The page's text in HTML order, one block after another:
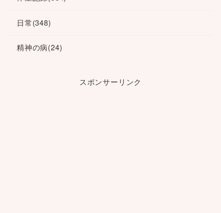
日常(348)
精神の病(24)
スポンサーリンク